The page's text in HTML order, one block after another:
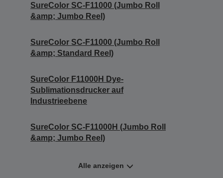
SureColor SC-F11000 (Jumbo Roll
&amp; Jumbo Reel)
SureColor SC-F11000 (Jumbo Roll
&amp; Standard Reel)
SureColor F11000H Dye-
Sublimationsdrucker auf
Industrieebene
SureColor SC-F11000H (Jumbo Roll
&amp; Jumbo Reel)
Alle anzeigen